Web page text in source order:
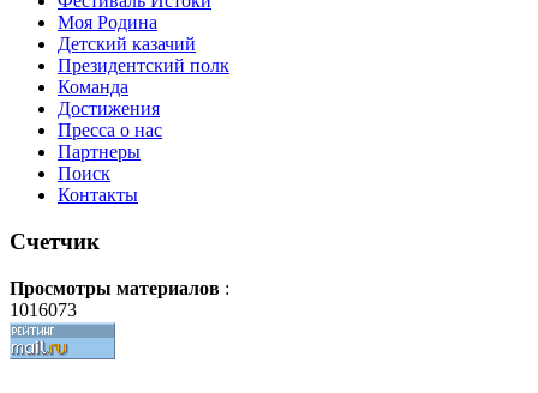
Моя Родина
Детский казачий
Президентский полк
Команда
Достижения
Пресса о нас
Партнеры
Поиск
Контакты
Счетчик
Просмотры материалов :
1016073